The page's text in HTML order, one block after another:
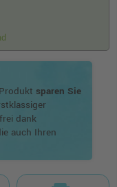
sparen Sie
dank
auch Ihren